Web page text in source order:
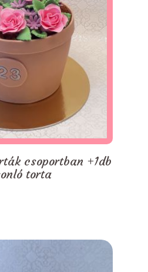
csoportban +1db
torta